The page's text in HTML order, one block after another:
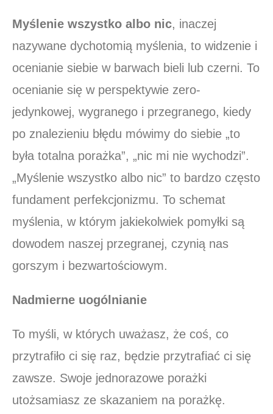
Myślenie wszystko albo nic, inaczej
nazywane dychotomią myślenia, to widzenie i
ocenianie siebie w barwach bieli lub czerni. To
ocenianie się w perspektywie zero-
jedynkowej, wygranego i przegranego, kiedy
po znalezieniu błędu mówimy do siebie „to
była totalna porażka”, „nic mi nie wychodzi”.
„Myślenie wszystko albo nic” to bardzo często
fundament perfekcjonizmu. To schemat
myślenia, w którym jakiekolwiek pomyłki są
dowodem naszej przegranej, czynią nas
gorszym i bezwartościowym.
Nadmierne uogólnianie
To myśli, w których uważasz, że coś, co
przytrafiło ci się raz, będzie przytrafiać ci się
zawsze. Swoje jednorazowe porażki
utożsamiasz ze skazaniem na porażkę.